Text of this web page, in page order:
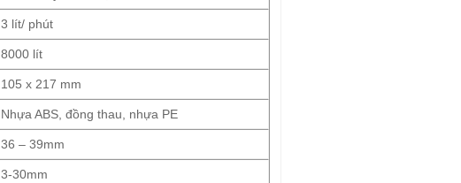
3 lít/ phút
8000 lít
105 x 217 mm
Nhựa ABS, đồng thau, nhựa PE
36 – 39mm
3-30mm